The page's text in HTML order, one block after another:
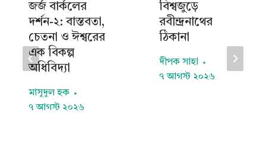
জর্জ বার্কলের
দর্শন-২: বাস্তবতা,
চেতনা ও ঈশ্বরের
এক বিকল্প
অধিবিদ্যা
মাসুদুল হক
৭ আগস্ট ২০২৬
বিশ্বজুড়ে
রবীন্দ্রনাথের
ঠিকানা
দীপক সাহা
৭ আগস্ট ২০২৬